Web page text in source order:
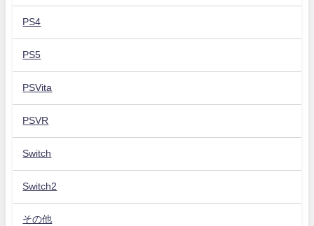
PS4
PS5
PSVita
PSVR
Switch
Switch2
その他